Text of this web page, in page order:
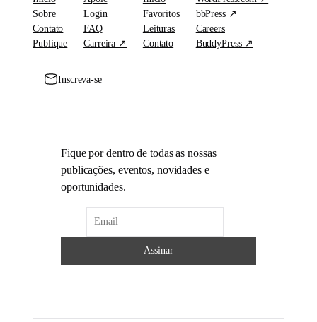
Sobre
Contato
Publique
Login
FAQ
Carreira ↗
Favoritos
Leituras
Contato
bbPress ↗
Careers
BuddyPress ↗
Inscreva-se
Fique por dentro de todas as nossas
publicações, eventos, novidades e
oportunidades.